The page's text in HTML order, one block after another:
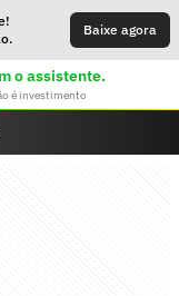
Baixe agora
o assistente.
é investimento